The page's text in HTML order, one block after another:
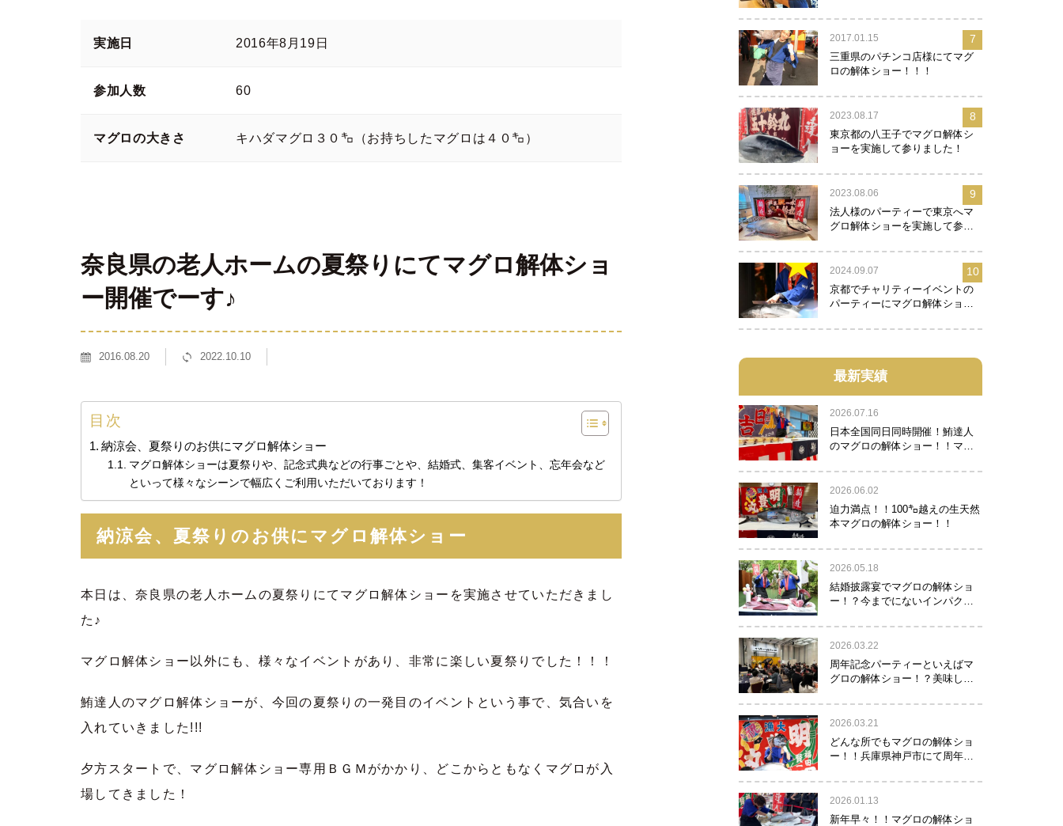
実施日 2016年8月19日
参加人数 60
マグロの大きさ キハダマグロ３０㌔（お持ちしたマグロは４０㌔）
奈良県の老人ホームの夏祭りにてマグロ解体ショ
ー開催でーす♪
2016.08.20 2022.10.10
目次
納涼会、夏祭りのお供にマグロ解体ショー
マグロ解体ショーは夏祭りや、記念式典などの行事ごとや、結婚式、集客イベント、忘年会など
といって様々なシーンで幅広くご利用いただいております！
納涼会、夏祭りのお供にマグロ解体ショー
本日は、奈良県の老人ホームの夏祭りにてマグロ解体ショーを実施させていただきまし
た♪
マグロ解体ショー以外にも、様々なイベントがあり、非常に楽しい夏祭りでした！！！
鮪達人のマグロ解体ショーが、今回の夏祭りの一発目のイベントという事で、気合いを
入れていきました!!!
夕方スタートで、マグロ解体ショー専用ＢＧＭがかかり、どこからともなくマグロが入
場してきました！
2017.01.15
三重県のパチンコ店様にてマグ
ロの解体ショー！！！
7
2023.08.17
東京都の八王子でマグロ解体シ
ョーを実施して参りました！
8
2023.08.06
法人様のパーティーで東京へマ
グロ解体ショーを実施して参り
9
2024.09.07
京都でチャリティーイベントの
パーティーにマグロ解体ショー
10
最新実績
2026.07.16
日本全国同日同時開催！鮪達人
のマグロの解体ショー！！マグ
2026.06.02
迫力満点！！100㌔越えの生天然
本マグロの解体ショー！！
2026.05.18
結婚披露宴でマグロの解体ショ
ー！？今までにないインパクト
スメ！！
2026.03.22
周年記念パーティーといえばマ
グロの解体ショー！？美味し
2026.03.21
どんな所でもマグロの解体ショ
ー！！兵庫県神戸市にて周年記
て参りました！！
2026.01.13
新年早々！！マグロの解体ショ